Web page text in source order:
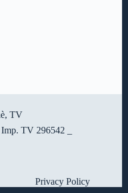
TV
TV 296542 _
Privacy Policy